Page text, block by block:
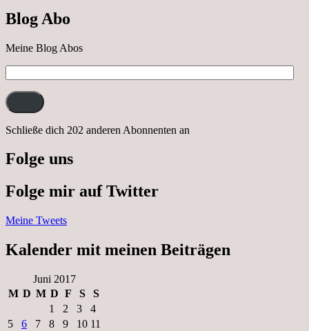
Blog Abo
Meine Blog Abos
Mail-
Adresse:
Schließe dich 202 anderen Abonnenten an
Folge uns
Folge mir auf Twitter
Meine Tweets
Kalender mit meinen Beiträgen
Juni 2017
M D M D F S
S
1
2 3
4
5
6 7 8 9 10 11